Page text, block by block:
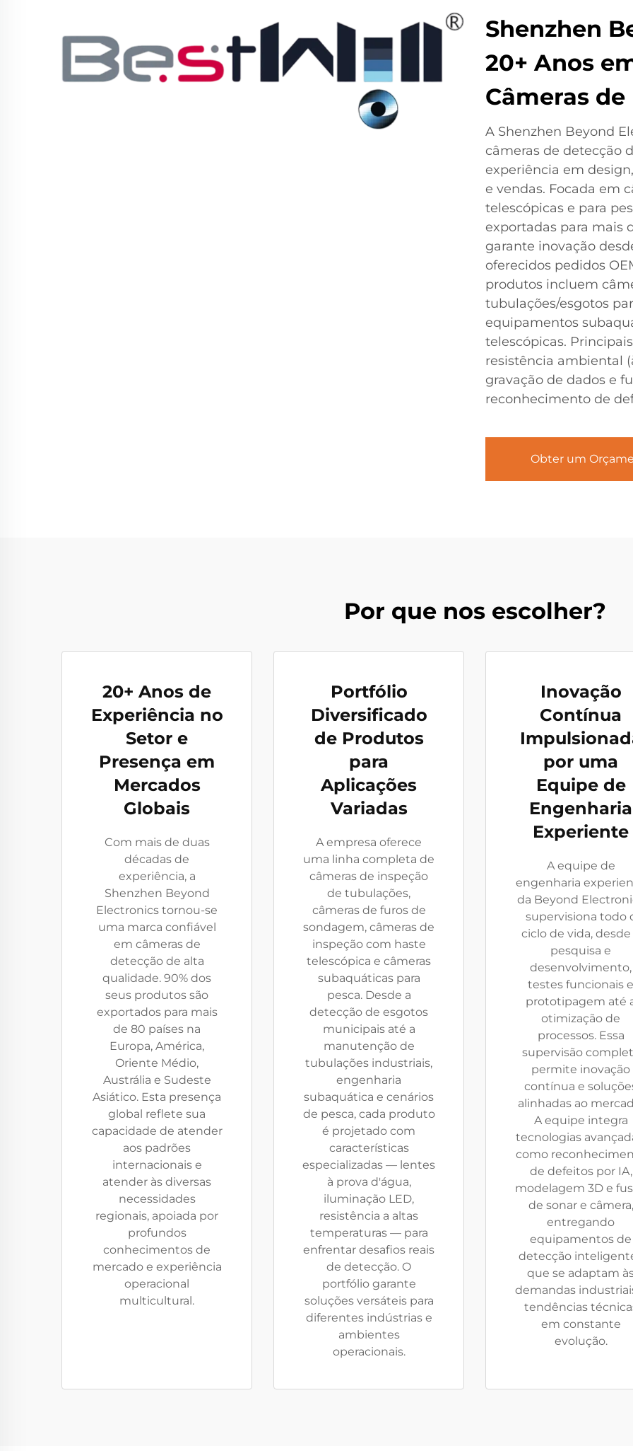
Shenzhen
20+ Anos
Câmeras
A Shenzhen Beyond
câmeras de detecção
experiência em
e vendas. Focada em
telescópicas e para
exportadas para mais
garante inovação
oferecidos pedidos
produtos incluem
tubulações/esgotos
equipamentos
telescópicas.
resistência ambiental
gravação de dados e
reconhecimento de
Obter um
Por que nos escolher?
20+ Anos de
Experiência no
Setor e
Presença em
Mercados
Globais
Com mais de duas
décadas de
experiência, a
Shenzhen Beyond
Electronics tornou-se
uma marca confiável
em câmeras de
detecção de alta
qualidade. 90% dos
seus produtos são
exportados para mais
de 80 países na
Europa, América,
Oriente Médio,
Austrália e Sudeste
Asiático. Esta presença
global reflete sua
capacidade de atender
aos padrões
internacionais e
atender às diversas
necessidades
regionais, apoiada por
profundos
conhecimentos de
mercado e experiência
operacional
multicultural.
Portfólio
Diversificado
de Produtos
para
Aplicações
Variadas
A empresa oferece
uma linha completa de
câmeras de inspeção
de tubulações,
câmeras de furos de
sondagem, câmeras de
inspeção com haste
telescópica e câmeras
subaquáticas para
pesca. Desde a
detecção de esgotos
municipais até a
manutenção de
tubulações industriais,
engenharia
subaquática e cenários
de pesca, cada produto
é projetado com
características
especializadas — lentes
à prova d'água,
iluminação LED,
resistência a altas
temperaturas — para
enfrentar desafios reais
de detecção. O
portfólio garante
soluções versáteis para
diferentes indústrias e
ambientes
operacionais.
Inovação
Contínua
por uma
Equipe de
Engenharia
Experiente
A equipe de
engenharia
da Beyond
supervisiona todo
ciclo de vida, desde
pesquisa e
desenvolvimento,
testes funcionais e
prototipagem até
otimização de
processos. Essa
supervisão
permite inovação
contínua e
alinhadas ao
A equipe integra
tecnologias
como
de defeitos por IA,
modelagem 3D e
de sonar e câmera,
entregando
equipamentos de
detecção
que se adaptam
demandas
tendências
em constante
evolução.